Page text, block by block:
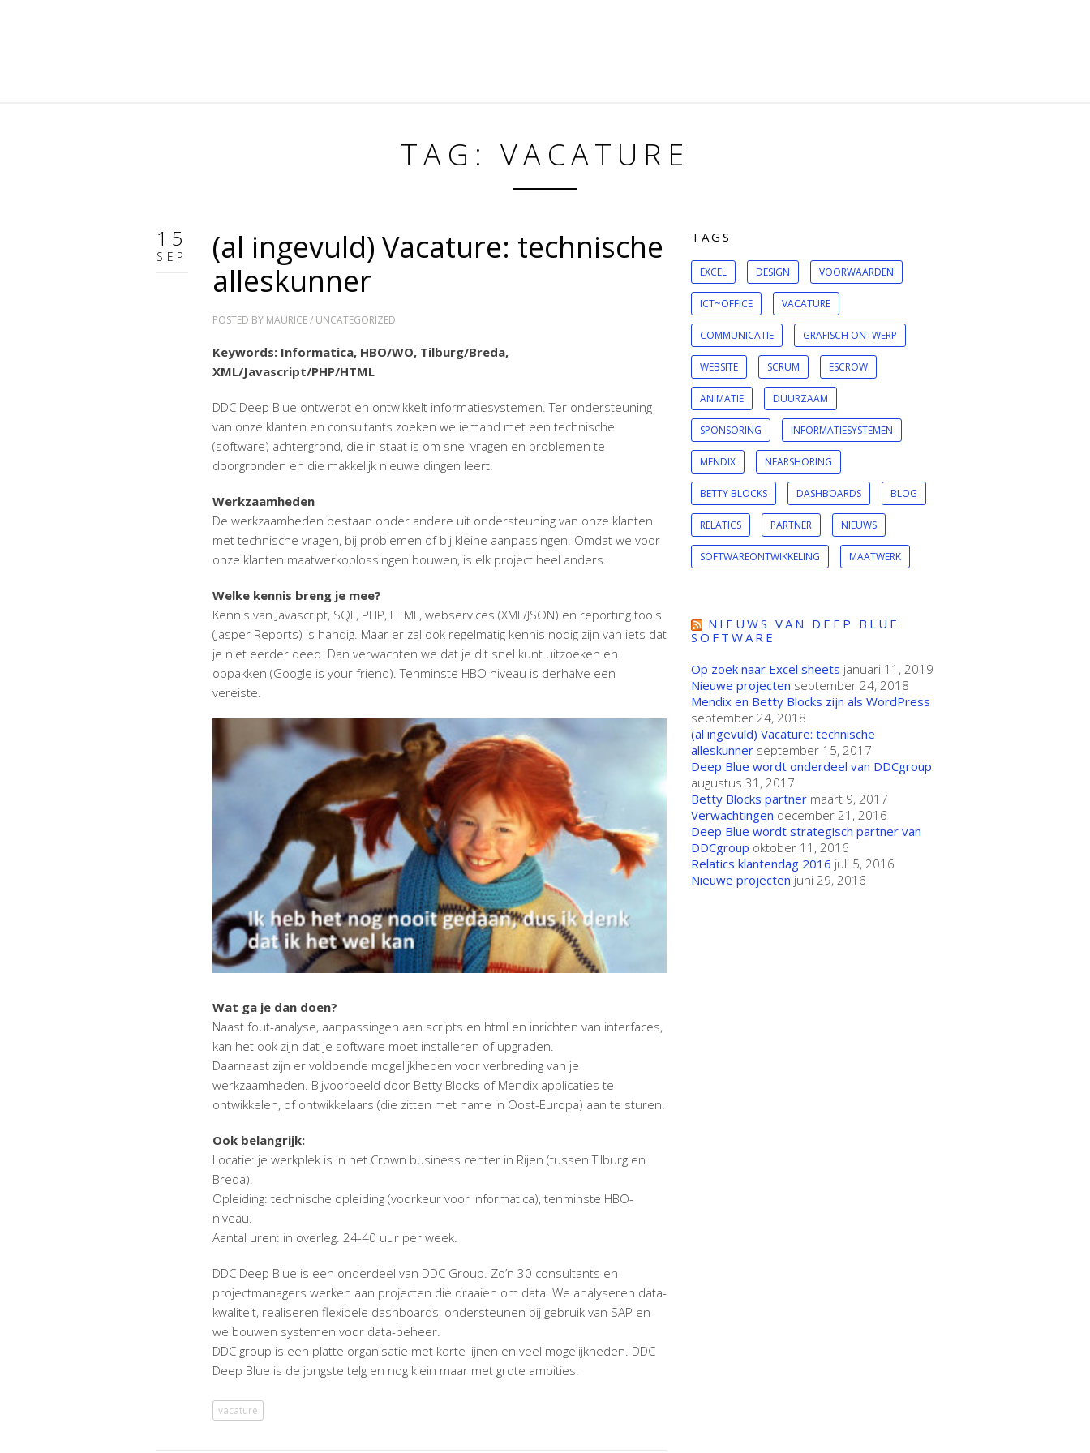
TAG: VACATURE
15
SEP
(al ingevuld) Vacature: technische
alleskunner
POSTED BY MAURICE/ UNCATEGORIZED
Keywords: Informatica, HBO/WO, Tilburg/Breda,
XML/Javascript/PHP/HTML
DDC Deep Blue ontwerpt en ontwikkelt informatiesystemen. Ter ondersteuning
van onze klanten en consultants zoeken we iemand met een technische
(software) achtergrond, die in staat is om snel vragen en problemen te
doorgronden en die makkelijk nieuwe dingen leert.
Werkzaamheden
De werkzaamheden bestaan onder andere uit ondersteuning van onze klanten
met technische vragen, bij problemen of bij kleine aanpassingen. Omdat we voor
onze klanten maatwerkoplossingen bouwen, is elk project heel anders.
Welke kennis breng je mee?
Kennis van Javascript, SQL, PHP, HTML, webservices (XML/JSON) en reporting tools
(Jasper Reports) is handig. Maar er zal ook regelmatig kennis nodig zijn van iets dat
je niet eerder deed. Dan verwachten we dat je dit snel kunt uitzoeken en
oppakken (Google is your friend). Tenminste HBO niveau is derhalve een
vereiste.
Wat ga je dan doen?
Naast fout-analyse, aanpassingen aan scripts en html en inrichten van interfaces,
kan het ook zijn dat je software moet installeren of upgraden.
Daarnaast zijn er voldoende mogelijkheden voor verbreding van je
werkzaamheden. Bijvoorbeeld door Betty Blocks of Mendix applicaties te
ontwikkelen, of ontwikkelaars (die zitten met name in Oost-Europa) aan te sturen.
Ook belangrijk:
Locatie: je werkplek is in het Crown business center in Rijen (tussen Tilburg en
Breda).
Opleiding: technische opleiding (voorkeur voor Informatica), tenminste HBO-
niveau.
Aantal uren: in overleg. 24-40 uur per week.
DDC Deep Blue is een onderdeel van DDC Group. Zo’n 30 consultants en
projectmanagers werken aan projecten die draaien om data. We analyseren data-
kwaliteit, realiseren flexibele dashboards, ondersteunen bij gebruik van SAP en
we bouwen systemen voor data-beheer.
DDC group is een platte organisatie met korte lijnen en veel mogelijkheden. DDC
Deep Blue is de jongste telg en nog klein maar met grote ambities.
vacature
TAGS
EXCEL DESIGN VOORWAARDEN
ICT~OFFICE VACATURE
COMMUNICATIE GRAFISCH ONTWERP
WEBSITE SCRUM ESCROW
ANIMATIE DUURZAAM
SPONSORING INFORMATIESYSTEMEN
MENDIX NEARSHORING
BETTY BLOCKS DASHBOARDS BLOG
RELATICS PARTNER NIEUWS
SOFTWAREONTWIKKELING MAATWERK
NIEUWS VAN DEEP BLUE
SOFTWARE
Op zoek naar Excel sheets januari 11, 2019
Nieuwe projecten september 24, 2018
Mendix en Betty Blocks zijn als WordPress
september 24, 2018
(al ingevuld) Vacature: technische
alleskunner september 15, 2017
Deep Blue wordt onderdeel van DDCgroup
augustus 31, 2017
Betty Blocks partner maart 9, 2017
Verwachtingen december 21, 2016
Deep Blue wordt strategisch partner van
DDCgroup oktober 11, 2016
Relatics klantendag 2016 juli 5, 2016
Nieuwe projecten juni 29, 2016